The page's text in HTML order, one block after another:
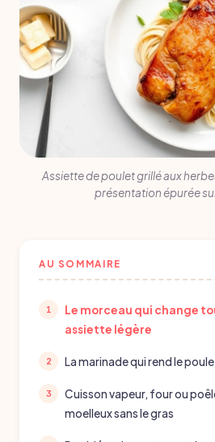
Assiette de poulet grillé aux
présentation épurée
AU SOMMAIRE
Le morceau qui change
assiette légère
La marinade qui rend le
Cuisson vapeur, four ou
moelleux sans le gras